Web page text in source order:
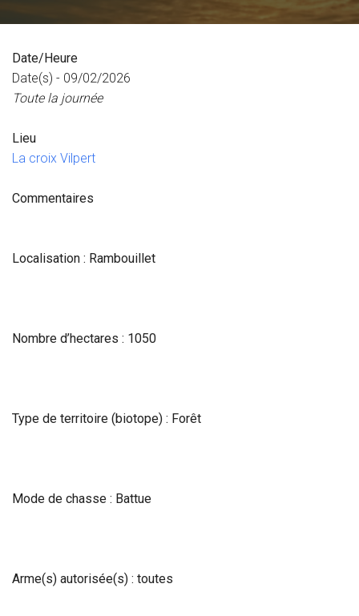
Date/Heure
Date(s) - 09/02/2026
Toute la journée
Lieu
La croix Vilpert
Commentaires
Localisation : Rambouillet
Nombre d’hectares : 1050
Type de territoire (biotope) : Forêt
Mode de chasse : Battue
Arme(s) autorisée(s) : toutes